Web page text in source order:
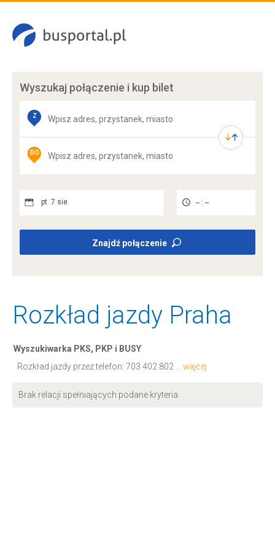
Wyszukaj połączenie i kup bilet
Z
DO
pt. 7 sie. -- : --
Znajdź połączenie
Rozkład jazdy Praha
Wyszukiwarka PKS, PKP i BUSY
Rozkład jazdy przez telefon: 703 402 802 ... więcej
Brak relacji spełniających podane kryteria